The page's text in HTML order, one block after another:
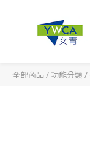
全部商品 / 功能分類 /